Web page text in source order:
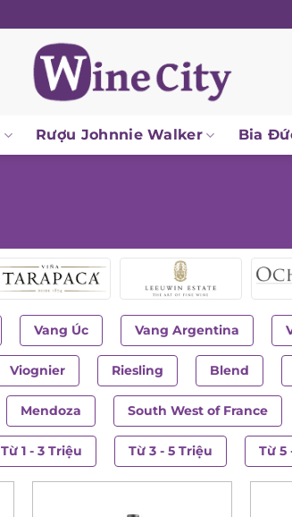
Rượu Johnnie Walker Bia
Vang Úc Vang Argentina
Viognier Riesling Blend
Mendoza South West of France
Từ 1 - 3 Triệu Từ 3 - 5 Triệu Từ 5